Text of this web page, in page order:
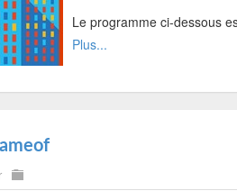
Le programme ci-dessous
Plus...